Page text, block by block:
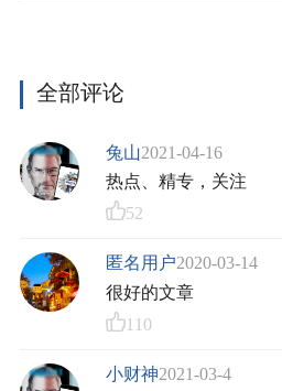
全部评论
兔山2021-04-16
热点、精专，关注
52
匿名用户2020-03-14
很好的文章
110
小财神2021-03-4